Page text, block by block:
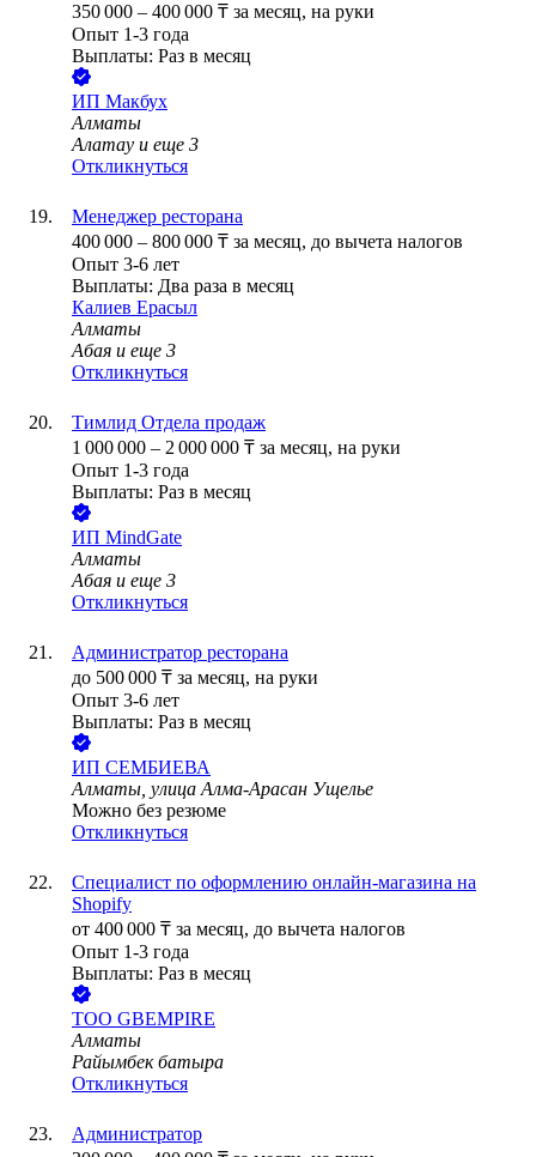
350 000 – 400 000 ₸ за месяц, на руки
Опыт 1-3 года
Выплаты: Раз в месяц
ИП Макбух
Алматы
Алатау и еще 3
Откликнуться
Менеджер ресторана
400 000 – 800 000 ₸ за месяц, до вычета налогов
Опыт 3-6 лет
Выплаты: Два раза в месяц
Калиев Ерасыл
Алматы
Абая и еще 3
Откликнуться
Тимлид Отдела продаж
1 000 000 – 2 000 000 ₸ за месяц, на руки
Опыт 1-3 года
Выплаты: Раз в месяц
ИП MindGate
Алматы
Абая и еще 3
Откликнуться
Администратор ресторана
до 500 000 ₸ за месяц, на руки
Опыт 3-6 лет
Выплаты: Раз в месяц
ИП СЕМБИЕВА
Алматы, улица Алма-Арасан Ущелье
Можно без резюме
Откликнуться
Специалист по оформлению онлайн-магазина на
Shopify
от 400 000 ₸ за месяц, до вычета налогов
Опыт 1-3 года
Выплаты: Раз в месяц
ТОО GBEMPIRE
Алматы
Райымбек батыра
Откликнуться
Администратор